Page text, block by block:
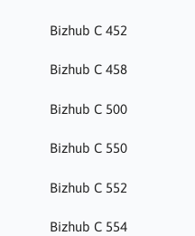
Bizhub C 452
Bizhub C 458
Bizhub C 500
Bizhub C 550
Bizhub C 552
Bizhub C 554